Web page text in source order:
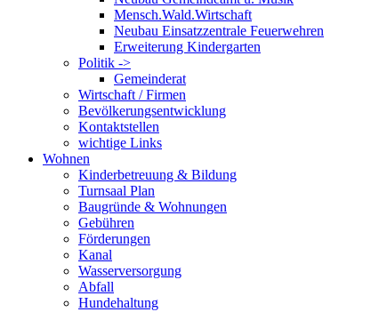
Mensch.Wald.Wirtschaft
Neubau Einsatzzentrale Feuerwehren
Erweiterung Kindergarten
Politik ->
Gemeinderat
Wirtschaft / Firmen
Bevölkerungsentwicklung
Kontaktstellen
wichtige Links
Wohnen
Kinderbetreuung & Bildung
Turnsaal Plan
Baugründe & Wohnungen
Gebühren
Förderungen
Kanal
Wasserversorgung
Abfall
Hundehaltung